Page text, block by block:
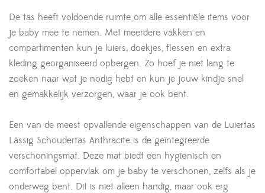
De tas heeft voldoende ruimte om alle essentiële items voor
je baby mee te nemen. Met meerdere vakken en
compartimenten kun je luiers, doekjes, flessen en extra
kleding georganiseerd opbergen. Zo hoef je niet lang te
zoeken naar wat je nodig hebt en kun je jouw kindje snel
en gemakkelijk verzorgen, waar je ook bent.
Een van de meest opvallende eigenschappen van de Luiertas
Lässig Schoudertas Anthracite is de geïntegreerde
verschoningsmat. Deze mat biedt een hygiënisch en
comfortabel oppervlak om je baby te verschonen, zelfs als je
onderweg bent. Dit is niet alleen handig, maar ook erg